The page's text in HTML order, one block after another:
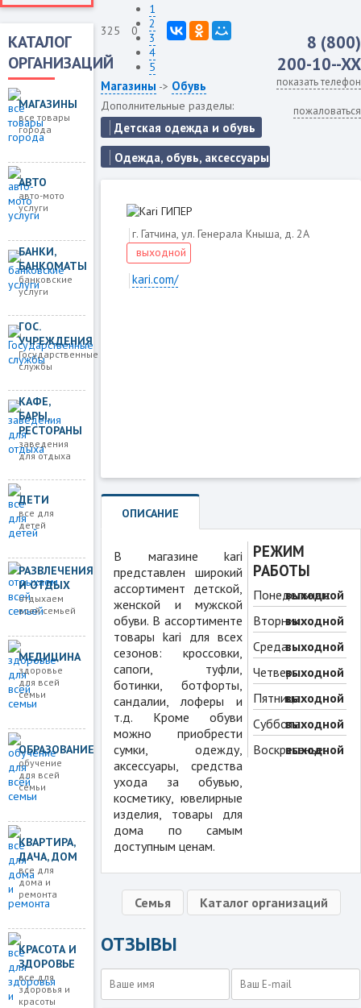
КАТАЛОГ
ОРГАНИЗАЦИЙ
МАГАЗИНЫ
все товары
города
АВТО
авто-мото
услуги
БАНКИ,
БАНКОМАТЫ
банковские
услуги
ГОС.
УЧРЕЖДЕНИЯ
Государственные
службы
КАФЕ,
БАРЫ,
РЕСТОРАНЫ
заведения
для отдыха
ДЕТИ
все для
детей
РАЗВЛЕЧЕНИЯ
И ОТДЫХ
отдыхаем
всей семьей
МЕДИЦИНА
здоровье
для всей
семьи
ОБРАЗОВАНИЕ
обучение
для всей
семьи
КВАРТИРА,
ДАЧА, ДОМ
все для
дома и
ремонта
КРАСОТА И
ЗДОРОВЬЕ
все для
здоровья и
красоты
325 0
1
2
3
4
5
Магазины -> Обувь
Дополнительные разделы:
Детская одежда и обувь
Одежда, обувь, аксессуары
8 (800)
200-10--XX
показать телефон
пожаловаться
г. Гатчина, ул. Генерала Кныша, д. 2А
выходной
kari.com/
ОПИСАНИЕ
В магазине kari
представлен широкий
ассортимент детской,
женской и мужской
обуви. В ассортименте
товары kari для всех
сезонов: кроссовки,
сапоги, туфли,
ботинки, ботфорты,
сандалии, лоферы и
т.д. Кроме обуви
можно приобрести
сумки, одежду,
аксессуары, средства
ухода за обувью,
косметику, ювелирные
изделия, товары для
дома по самым
доступным ценам.
РЕЖИМ
РАБОТЫ
Понедельник:
выходной
Вторник:выходной
Среда:выходной
Четверг:выходной
Пятница:выходной
Суббота:выходной
Воскресенье:
выходной
Семья Каталог организаций
ОТЗЫВЫ